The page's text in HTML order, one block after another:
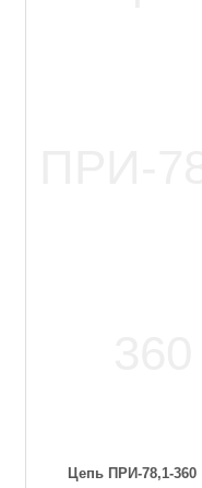
Цепь ПРИ-78,1-360